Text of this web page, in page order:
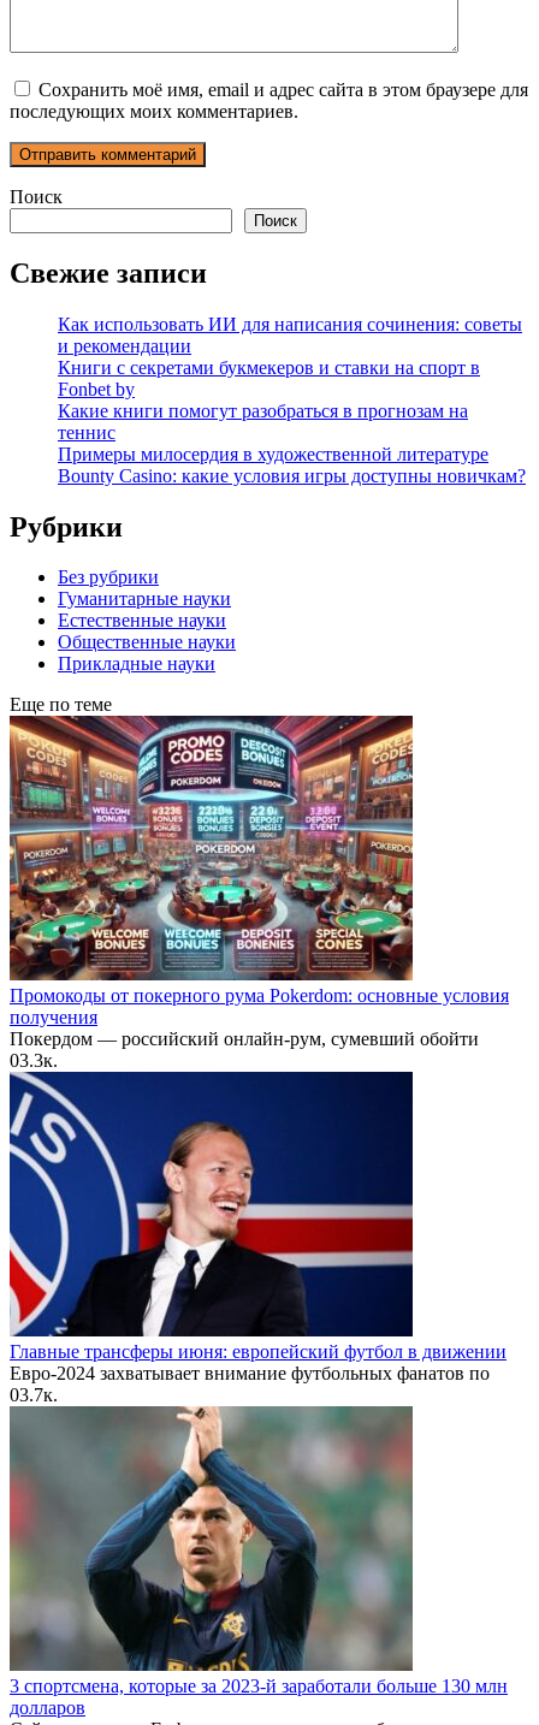
Сохранить моё имя, email и адрес сайта в этом браузере для
последующих моих комментариев.
Поиск
Поиск
Свежие записи
Как использовать ИИ для написания сочинения: советы
и рекомендации
Книги с секретами букмекеров и ставки на спорт в
Fonbet by
Какие книги помогут разобраться в прогнозам на
теннис
Примеры милосердия в художественной литературе
Bounty Casino: какие условия игры доступны новичкам?
Рубрики
Без рубрики
Гуманитарные науки
Естественные науки
Общественные науки
Прикладные науки
Еще по теме
Промокоды от покерного рума Pokerdom: основные условия
получения
Покердом — российский онлайн-рум, сумевший обойти
03.3к.
Главные трансферы июня: европейский футбол в движении
Евро-2024 захватывает внимание футбольных фанатов по
03.7к.
3 спортсмена, которые за 2023-й заработали больше 130 млн
долларов